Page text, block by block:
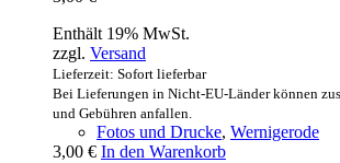
Enthält 19% MwSt.
zzgl. Versand
Lieferzeit: Sofort lieferbar
Bei Lieferungen in Nicht-EU-Länder können
und Gebühren anfallen.
Fotos und Drucke, Wernigerode
3,00 € In den Warenkorb